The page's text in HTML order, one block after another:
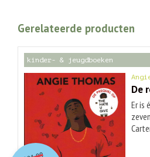
Gerelateerde producten
kinder- & jeugdboeken
De
Er is
O
orspr
onkelijke
Huidige